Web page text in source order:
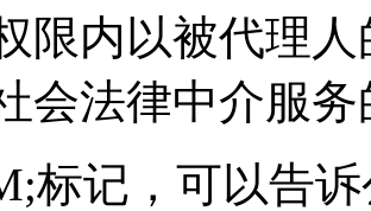
限内以被代理
会法律中介服
标记，可以告